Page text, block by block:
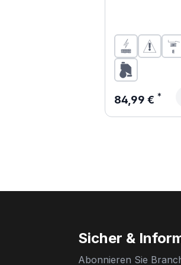
Regulärer
84,99 €
Sicher &
Abonnieren Sie